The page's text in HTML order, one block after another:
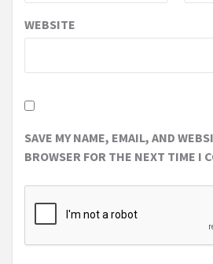
WEBSITE
SAVE MY NAME, EMAIL, AND
BROWSER FOR THE NEXT TIME I